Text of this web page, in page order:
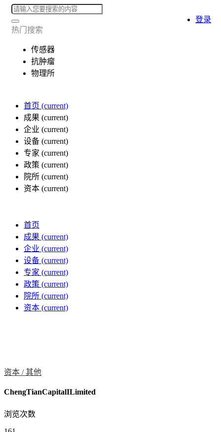
热门搜索
传感器
抗肿瘤
物理所
首页 (current)
成果 (current)
企业 (current)
设备 (current)
专家 (current)
政策 (current)
院所 (current)
资本 (current)
登录
首页
成果 (current)
企业 (current)
设备 (current)
专家 (current)
政策 (current)
院所 (current)
资本 (current)
资本 /其他
ChengTianCapitalILimited
浏览次数